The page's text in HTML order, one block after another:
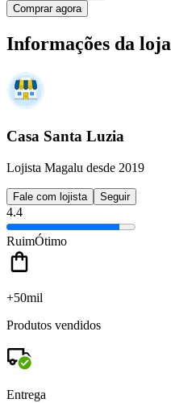
Comprar agora
Informações da loja
Casa Santa Luzia
Lojista Magalu desde 2019
Fale com lojista Seguir
4.4
RuimÓtimo
+50mil
Produtos vendidos
Entrega